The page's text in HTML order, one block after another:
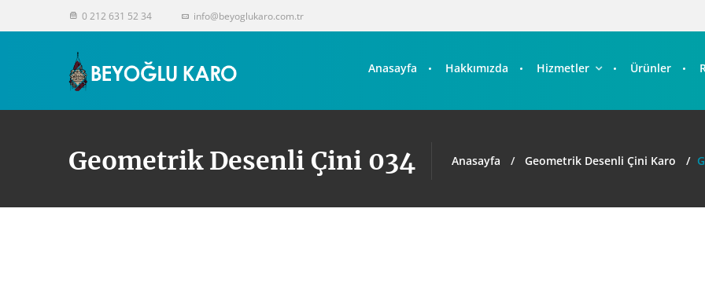
0 212 631 52 34 info@beyoglukaro.com.tr
Anasayfa Hakkımızda Hizmetler Ürünler
Geometrik Desenli Çini 034 Anasayfa Geometrik Desenli Çini Karo